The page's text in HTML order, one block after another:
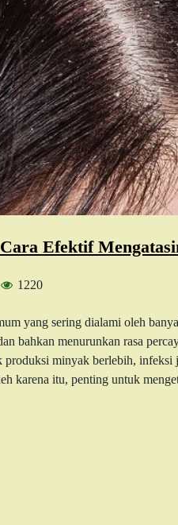
Efektif
1220
yang sering dialami oleh
bahkan menurunkan rasa
minyak berlebih, infeksi
karena itu, penting untuk